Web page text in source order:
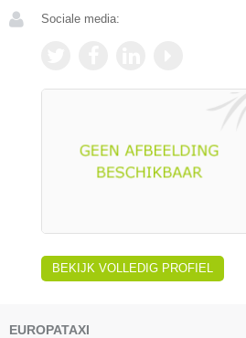
Sociale media:
BEKIJK VOLLEDIG PROFIEL
EUROPATAXI